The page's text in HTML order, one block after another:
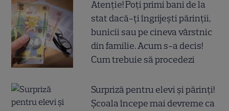
Atenție! Poți primi bani de la
stat dacă-ți îngrijești părinții,
bunicii sau pe cineva vârstnic
din familie. Acum s-a decis!
Cum trebuie să procedezi
Surpriză pentru elevi și părinți!
Școala începe mai devreme ca